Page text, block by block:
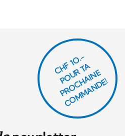
CHF 1O.-
P
O
U
R
T
A
P
R
O
C
H
AI
N
E
C
O
M
M
A
N
D
E!